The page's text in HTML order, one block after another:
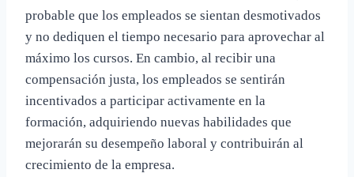
probable que los empleados se sientan desmotivados
y no dediquen el tiempo necesario para aprovechar al
máximo los cursos. En cambio, al recibir una
compensación justa, los empleados se sentirán
incentivados a participar activamente en la
formación, adquiriendo nuevas habilidades que
mejorarán su desempeño laboral y contribuirán al
crecimiento de la empresa.